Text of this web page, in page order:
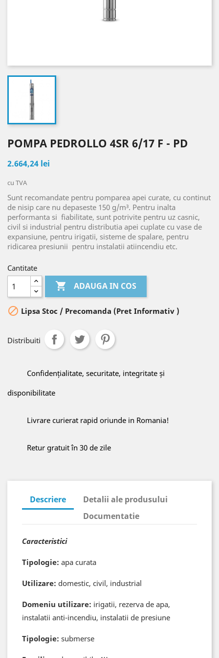
POMPA PEDROLLO 4SR 6/17 F - PD
2.664,24 lei
cu TVA
Sunt recomandate pentru pomparea apei curate, cu continut
de nisip care nu depaseste 150 g/m³. Pentru inalta
performanta si fiabilitate, sunt potrivite pentru uz casnic,
civil si industrial pentru distributia apei cuplate cu vase de
expansiune, pentru irigatii, sisteme de spalare, pentru
ridicarea presiunii pentru instalatii atiincendiu etc.
Cantitate
 ADAUGA IN COS
 Lipsa Stoc / Precomanda (Pret Informativ )
Distribuiti
Confidențialitate, securitate, integritate și
disponibilitate
Livrare curierat rapid oriunde in Romania!
Retur gratuit în 30 de zile
Descriere
Detalii ale produsului
Documentatie
Caracteristici
Tipologie: apa curata
Utilizare: domestic, civil, industrial
Domeniu utilizare: irigatii, rezerva de apa,
instalatii anti-incendiu, instalatii de presiune
Tipologie: submerse